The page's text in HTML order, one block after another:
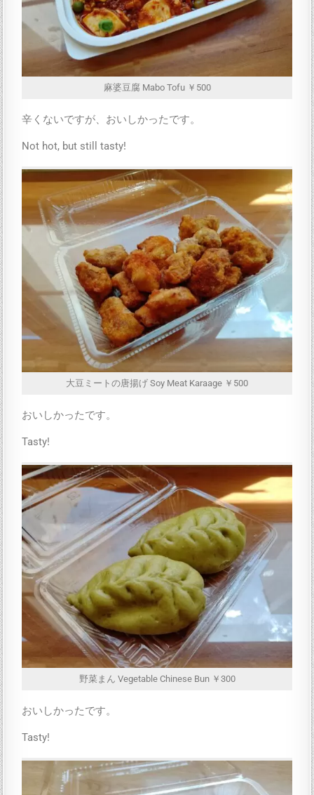
麻婆豆腐 Mabo Tofu ￥500
辛くないですが、おいしかったです。
Not hot, but still tasty!
大豆ミートの唐揚げ Soy Meat Karaage ￥500
おいしかったです。
Tasty!
野菜まん Vegetable Chinese Bun ￥300
おいしかったです。
Tasty!